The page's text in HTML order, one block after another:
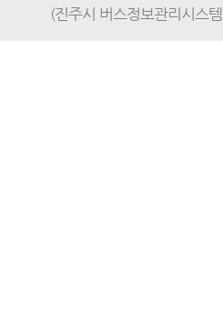
(진주시 버스정보관리시스